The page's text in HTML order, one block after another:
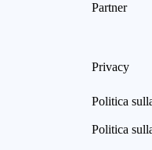
Partner
Privacy
Politica
Politica